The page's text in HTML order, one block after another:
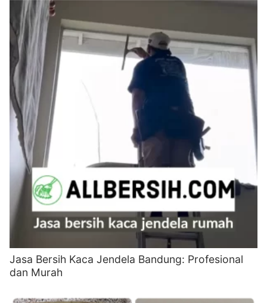
Jasa Bersih Kaca Jendela Bandung: Profesional
dan Murah